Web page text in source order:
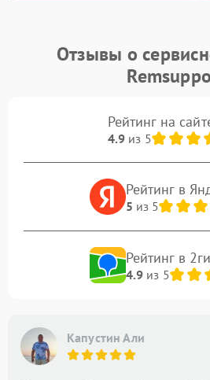
Отзывы о
Рейтинг на
4.9из 5
Рейтинг в
5 из 5
Рейтинг в
4.9из 5
Капустин Али